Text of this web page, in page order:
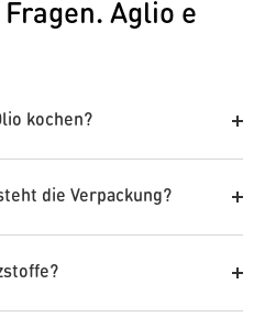
Aglio e
kochen?
Alleskönner in der Küche.
kombiniert – sie
besondere Note. Lass
die Verpackung?
recycelter Pappe, die
Beide haben einen
uns für genau diese
Naturprodukt -ohne